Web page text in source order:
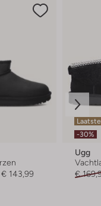
€ 143,99
-30%
Ugg
€